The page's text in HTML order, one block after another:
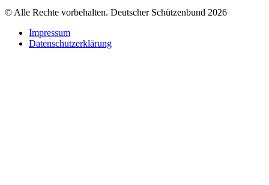
© Alle Rechte vorbehalten. Deutscher Schützenbund 2026
Impressum
Datenschutzerklärung